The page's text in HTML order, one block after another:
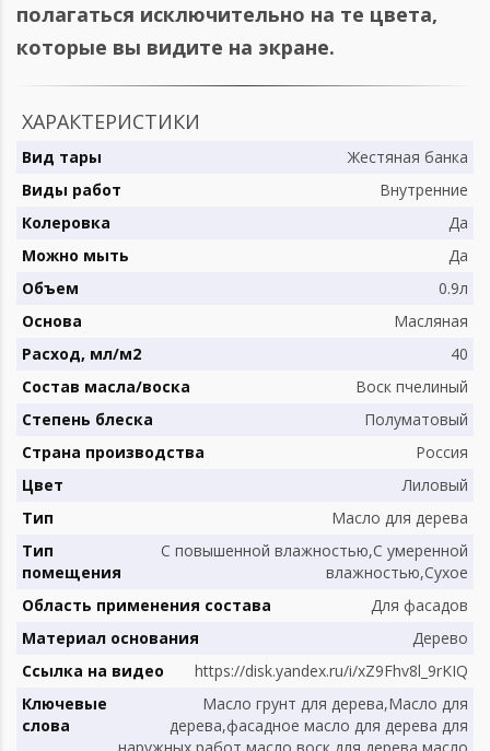
полагаться исключительно на те цвета,
которые вы видите на экране.
ХАРАКТЕРИСТИКИ
Вид тары
Жестяная банка
Виды работ
Внутренние
Колеровка
Да
Можно мыть
Да
Объем
0.9л
Основа
Масляная
Расход, мл/м2
40
Состав масла/воска
Воск пчелиный
Степень блеска
Полуматовый
Страна производства
Россия
Цвет
Лиловый
Тип
Масло для дерева
Тип
помещения
С повышенной влажностью,С умеренной
влажностью,Сухое
Область применения состава
Для фасадов
Материал основания
Дерево
Ссылка на видео
https://disk.yandex.ru/i/xZ9Fhv8l_9rKIQ
Ключевые
слова
Масло грунт для дерева,Масло для
дерева,фасадное масло для дерева для